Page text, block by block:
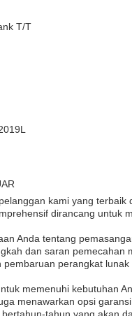
T/T
L
kami yang
dirancang untuk
Anda tentang
dan saran
perangkat
memenuhi kebutuhan
menawarkan opsi